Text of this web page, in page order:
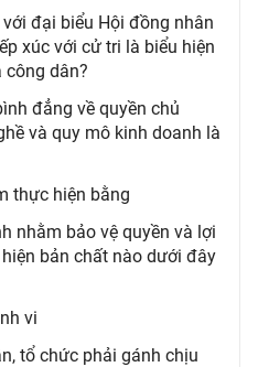
đại biểu Hội đồng nhân
xúc với cử tri là biểu hiện
dân?
đẳng về quyền chủ
và quy mô kinh doanh là
thực hiện bằng
nhằm bảo vệ quyền và lợi
bản chất nào dưới đây
vi
tổ chức phải gánh chịu